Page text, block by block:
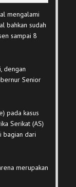
mengalami
bahkan sudah
sampai 8
dengan
Senior
pada kasus
Serikat (AS)
bagian dari
merupakan